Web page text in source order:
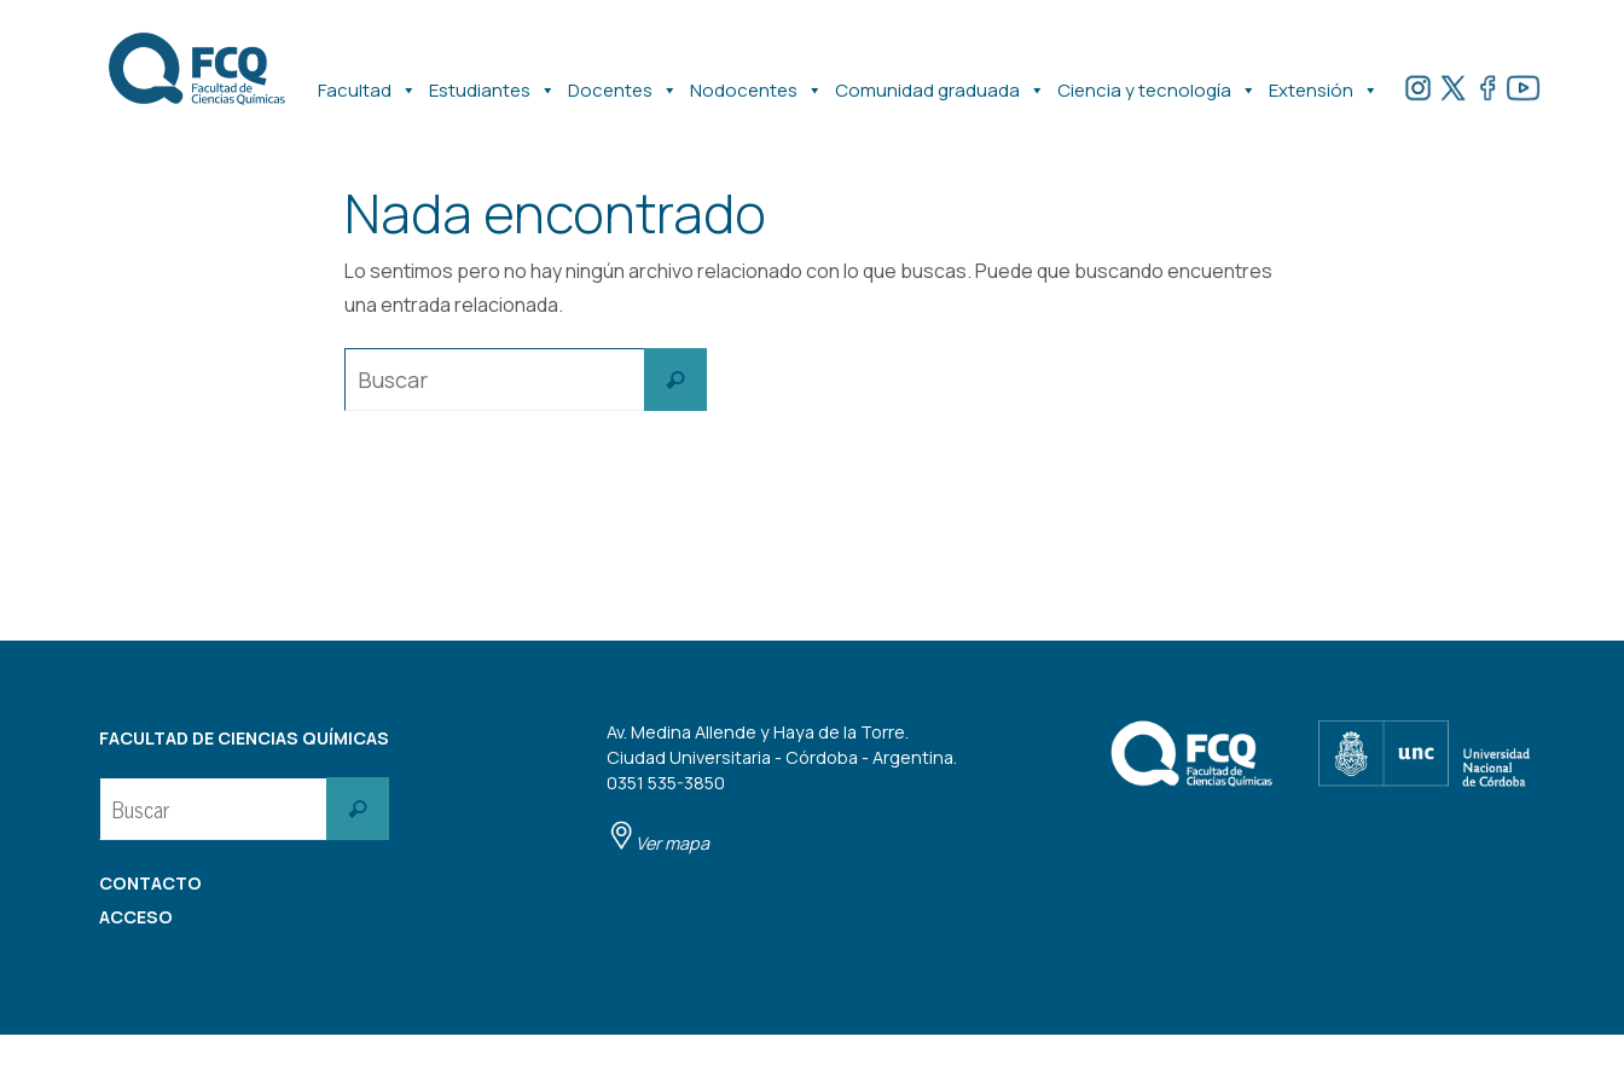
Facultad Estudiantes Docentes Nodocentes Comunidad graduada Ciencia y tecnología Extensión
Nada encontrado
Lo sentimos pero no hay ningún archivo relacionado con lo que buscas. Puede que buscando encuentres
una entrada relacionada.
Buscar
FACULTAD DE CIENCIAS QUÍMICAS
Buscar
CONTACTO
ACCESO
Av. Medina Allende y Haya de la Torre.
Ciudad Universitaria - Córdoba - Argentina.
0351 535-3850
Ver mapa